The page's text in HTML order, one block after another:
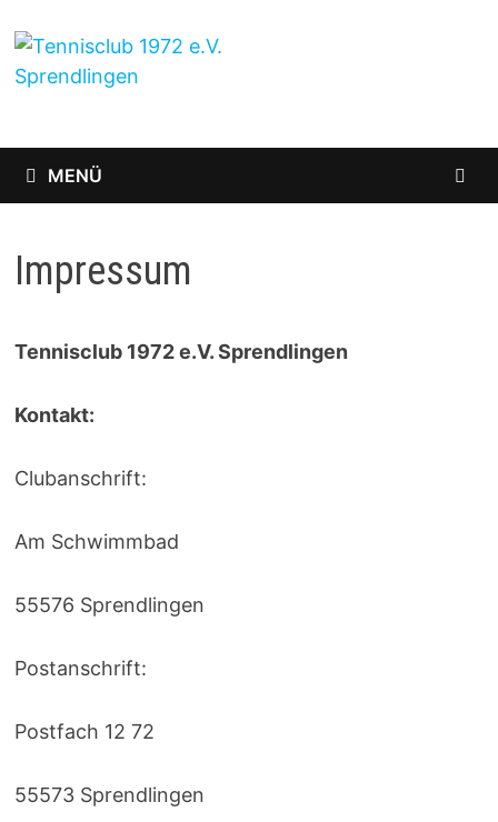
Inhalt
springen
MENÜ
Impressum
Tennisclub 1972 e.V. Sprendlingen
Kontakt:
Clubanschrift:
Am Schwimmbad
55576 Sprendlingen
Postanschrift:
Postfach 12 72
55573 Sprendlingen